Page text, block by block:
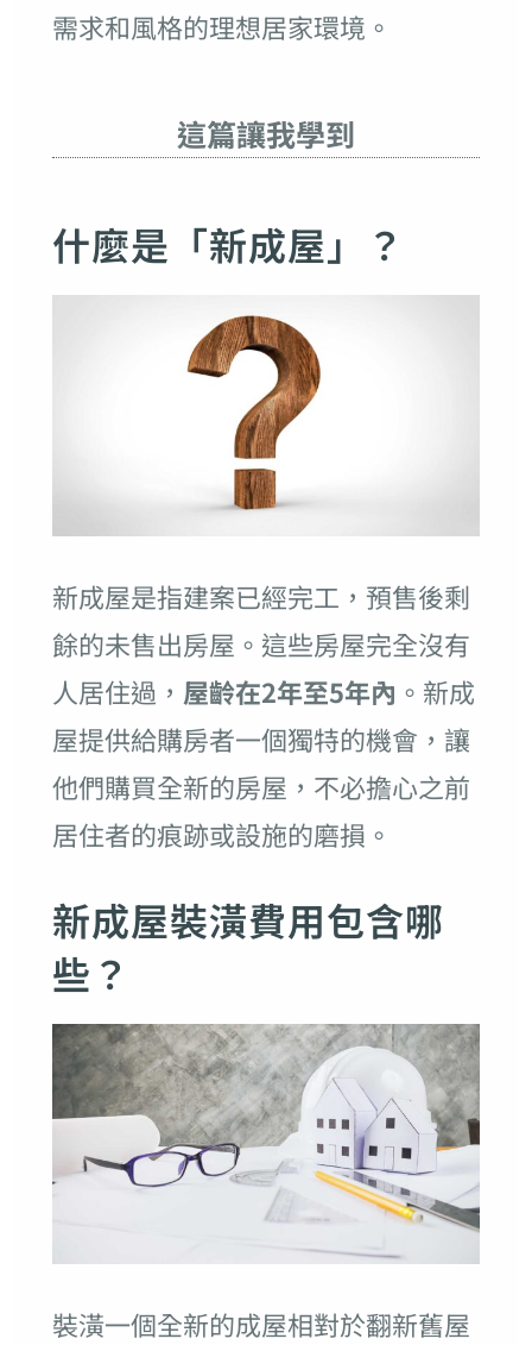
需求和風格的理想居家環境。
這篇讓我學到
什麼是「新成屋」？
新成屋是指建案已經完工，預售後剩
餘的未售出房屋。這些房屋完全沒有
人居住過， 屋齡在2年至5年內 。新成
屋提供給購房者一個獨特的機會，讓
他們購買全新的房屋，不必擔心之前
居住者的痕跡或設施的磨損。
新成屋裝潢費用包含哪
些？
裝潢一個全新的成屋相對於翻新舊屋